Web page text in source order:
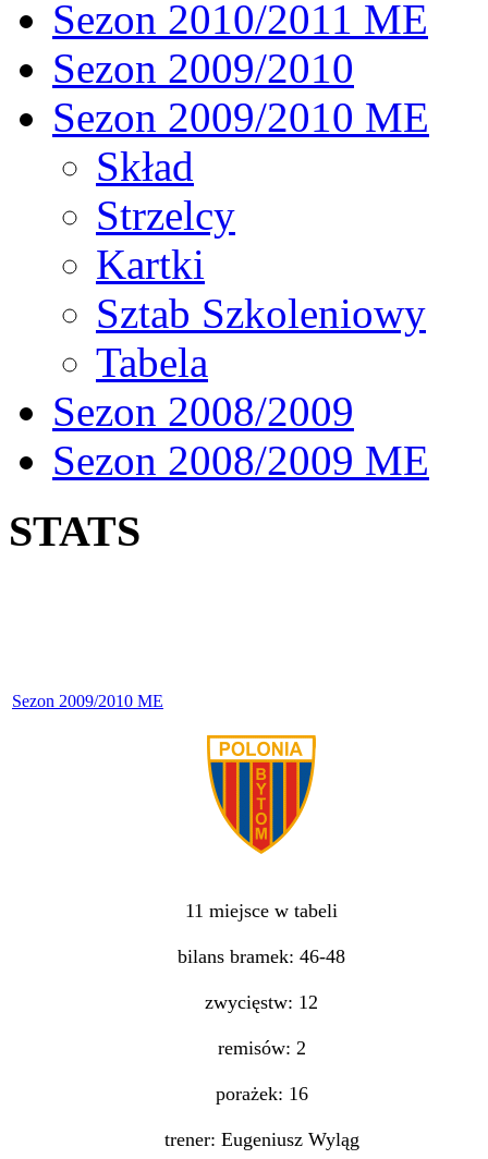
Sezon 2010/2011 ME
Sezon 2009/2010
Sezon 2009/2010 ME
Skład
Strzelcy
Kartki
Sztab Szkoleniowy
Tabela
Sezon 2008/2009
Sezon 2008/2009 ME
STATS
Sezon 2009/2010 ME
11 miejsce w tabeli
bilans bramek: 46-48
zwycięstw: 12
remisów: 2
porażek: 16
trener: Eugeniusz Wyląg